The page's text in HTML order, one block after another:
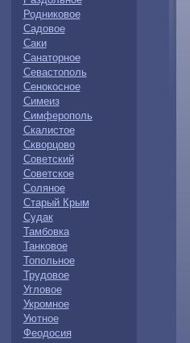
Родниковое
Садовое
Саки
Санаторное
Севастополь
Сенокосное
Симеиз
Симферополь
Скалистое
Скворцово
Советский
Советское
Соляное
Старый Крым
Судак
Тамбовка
Танковое
Топольное
Трудовое
Угловое
Укромное
Уютное
Феодосия